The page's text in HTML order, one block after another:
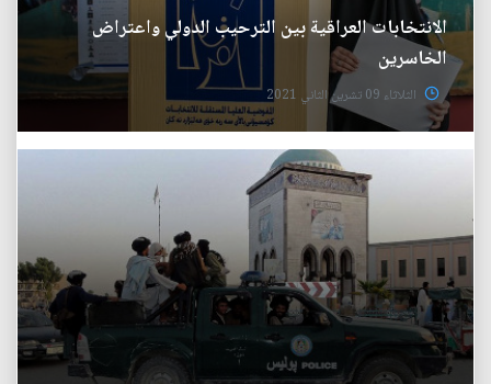
الانتخابات العراقية بين الترحيب الدولي واعتراض
الخاسرين
الثلاثاء 09 تشرين الثاني 2021